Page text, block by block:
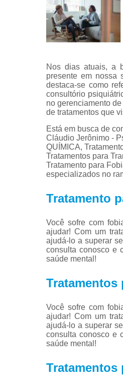
Nos dias atuais, a
presente em nossa
destaca-se como
consultório
no gerenciamento
de tratamentos que
Está em busca de
Cláudio Jerônimo -
QUÍMICA,
Tratamentos para
Tratamento para
especializados no
Tratamento
Você sofre com
ajudar! Com um
ajudá-lo a superar
consulta conosco e
saúde mental!
Tratamentos
Você sofre com
ajudar! Com um
ajudá-lo a superar
consulta conosco e
saúde mental!
Tratamentos